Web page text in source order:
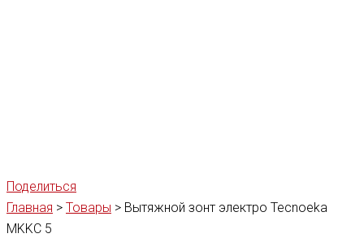
Поделиться
Главная > Товары > Вытяжной зонт электро Tecnoeka
MKKC 5